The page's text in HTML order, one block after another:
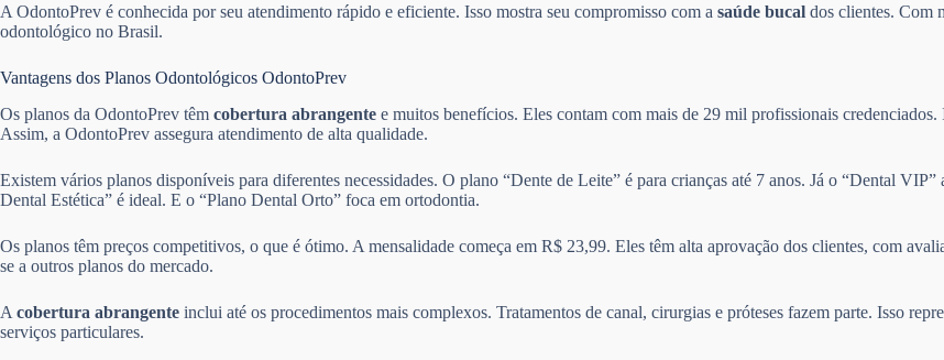
A OdontoPrev é conhecida por seu atendimento rápido e eficiente. Isso mostra seu compromisso com a saúde bucal dos clientes. Com
odontológico no Brasil.
Vantagens dos Planos Odontológicos OdontoPrev
Os planos da OdontoPrev têm cobertura abrangente e muitos benefícios. Eles contam com mais de 29 mil profissionais
Assim, a OdontoPrev assegura atendimento de alta qualidade.
Existem vários planos disponíveis para diferentes necessidades. O plano “Dente de Leite” é para crianças até 7 anos. Já o “Dental
Dental Estética” é ideal. E o “Plano Dental Orto” foca em ortodontia.
Os planos têm preços competitivos, o que é ótimo. A mensalidade começa em R$ 23,99. Eles têm alta aprovação dos clientes, com
se a outros planos do mercado.
A cobertura abrangente inclui até os procedimentos mais complexos. Tratamentos de canal, cirurgias e próteses fazem parte. Isso
serviços particulares.